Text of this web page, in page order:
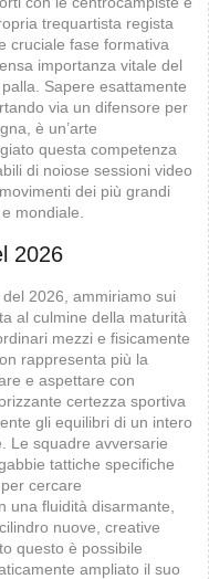
trequartista regista
cruciale fase formativa
importanza vitale del
Sapere esattamente
via un difensore per
è un’arte
questa competenza
di noiose sessioni video
dei più grandi
mondiale.
2026
2026, ammiriamo sui
al culmine della maturità
mezzi e fisicamente
rappresenta più la
e aspettare con
certezza sportiva
gli equilibri di un intero
Le squadre avversarie
tattiche specifiche
cercare
una fluidità disarmante,
nuove, creative
questo è possibile
ampliato il suo